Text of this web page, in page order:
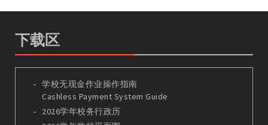
下载区
学校无现金作业操作指南
Cashless Payment System Guide
2026学年校务行政历